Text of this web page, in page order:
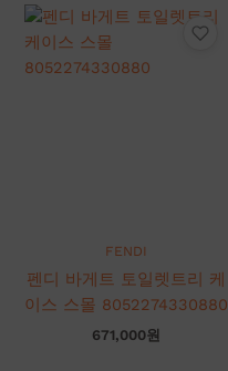
FENDI
펜디 바게트 토일렛트리 케
이스 스몰 8052274330880
671,000원